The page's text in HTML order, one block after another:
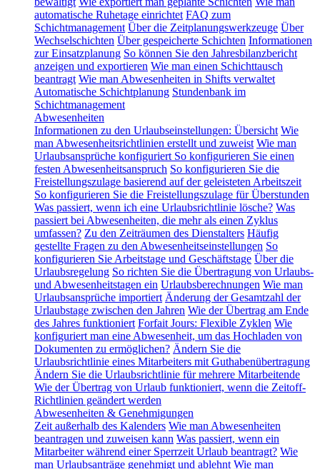
automatische Ruhetage einrichtet FAQ zum
Schichtmanagement Über die Zeitplanungswerkzeuge Über
Wechselschichten Über gespeicherte Schichten Informationen
zur Einsatzplanung So können Sie den Jahresbilanzbericht
anzeigen und exportieren Wie man einen Schichttausch
beantragt Wie man Abwesenheiten in Shifts verwaltet
Automatische Schichtplanung Stundenbank im
Schichtmanagement
Abwesenheiten
Informationen zu den Urlaubseinstellungen: Übersicht Wie
man Abwesenheitsrichtlinien erstellt und zuweist Wie man
Urlaubsansprüche konfiguriert So konfigurieren Sie einen
festen Abwesenheitsanspruch So konfigurieren Sie die
Freistellungszulage basierend auf der geleisteten Arbeitszeit
So konfigurieren Sie die Freistellungszulage für Überstunden
Was passiert, wenn ich eine Urlaubsrichtlinie lösche? Was
passiert bei Abwesenheiten, die mehr als einen Zyklus
umfassen? Zu den Zeiträumen des Dienstalters Häufig
gestellte Fragen zu den Abwesenheitseinstellungen So
konfigurieren Sie Arbeitstage und Geschäftstage Über die
Urlaubsregelung So richten Sie die Übertragung von Urlaubs-
und Abwesenheitstagen ein Urlaubsberechnungen Wie man
Urlaubsansprüche importiert Änderung der Gesamtzahl der
Urlaubstage zwischen den Jahren Wie der Übertrag am Ende
des Jahres funktioniert Forfait Jours: Flexible Zyklen Wie
konfiguriert man eine Abwesenheit, um das Hochladen von
Dokumenten zu ermöglichen? Ändern Sie die
Urlaubsrichtlinie eines Mitarbeiters mit Guthabenübertragung
Ändern Sie die Urlaubsrichtlinie für mehrere Mitarbeitende
Wie der Übertrag von Urlaub funktioniert, wenn die Zeitoff-
Richtlinien geändert werden
Abwesenheiten & Genehmigungen
Zeit außerhalb des Kalenders Wie man Abwesenheiten
beantragen und zuweisen kann Was passiert, wenn ein
Mitarbeiter während einer Sperrzeit Urlaub beantragt? Wie
man Urlaubsanträge genehmigt und ablehnt Wie man